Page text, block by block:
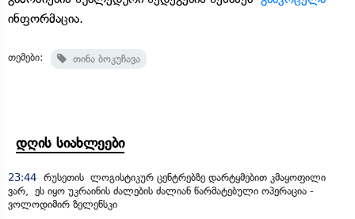
ინფორმაცია.
თემები: თინა ბოკუჩავა
დღის სიახლეები
23:44 რუსეთის ლოგისტიკურ ცენტრებზე დარტყმებით კმაყოფილი
ვარ, ეს იყო უკრაინის ძალების ძალიან წარმატებული ოპერაცია -
ვოლოდიმირ ზელენსკი